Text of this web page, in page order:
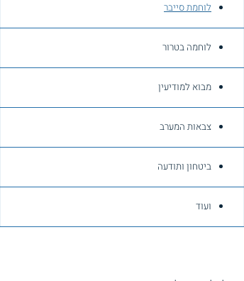
לוחמת סייבר
לוחמה בטרור
מבוא למודיעין
צבאות המערב
ביטחון ותודעה
ועוד